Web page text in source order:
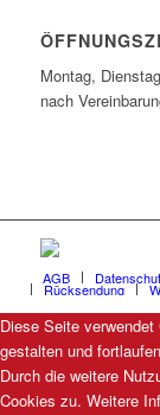
Montag,
nach
AGB
Rücksendung
Diese Seite
gestalten und
Durch die weitere
Cookies zu. Weitere